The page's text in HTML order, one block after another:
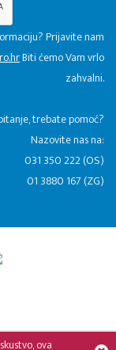
ova
Prijavite nam
Biti ćemo Vam vrlo
zahvalni.
trebate pomoć?
Nazovite nas na:
031 350 222 (OS)
01 3880 167 (ZG)